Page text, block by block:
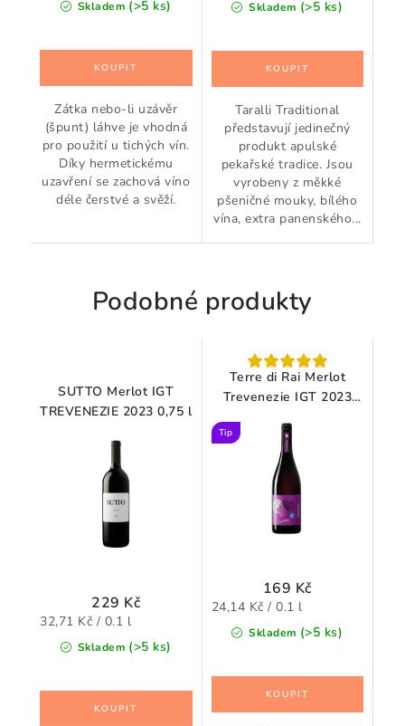
Skladem (>5 ks)
Zátka nebo-li uzávěr
(špunt) láhve je vhodná
pro použití u tichých vín.
Díky hermetickému
uzavření se zachová víno
déle čerstvé a svěží.
Skladem (>5 ks)
Taralli Traditional
představují jedinečný
produkt apulské
pekařské tradice. Jsou
vyrobeny z měkké
pšeničné mouky, bílého
vína, extra panenského...
Podobné produkty
SUTTO Merlot IGT
TREVENEZIE 2023 0,75 l
Skladem (>5 ks)
229 Kč
Měrná
cena:
32,71 Kč / 0.1 l
Terre di Rai Merlot
Trevenezie IGT 2023
Tip
Skladem (>5 ks)
169 Kč
Měrná
cena:
24,14 Kč / 0.1 l